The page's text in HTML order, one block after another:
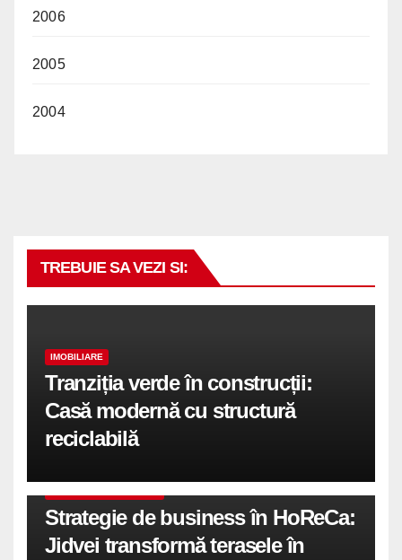
2006
2005
2004
TREBUIE SA VEZI SI:
IMOBILIARE
Tranziția verde în construcții:
Casă modernă cu structură
reciclabilă
Strategie de business în HoReCa:
Jidvei transformă terasele în